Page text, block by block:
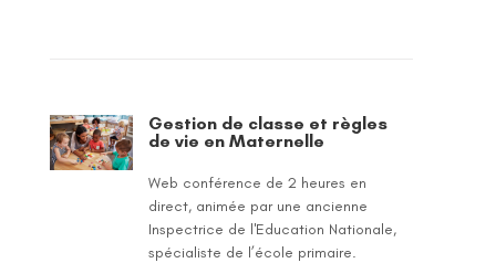
Gestion de classe et règles
de vie en Maternelle
Web conférence de 2 heures en
direct, animée par une ancienne
Inspectrice de l'Education Nationale,
spécialiste de l’école primaire.